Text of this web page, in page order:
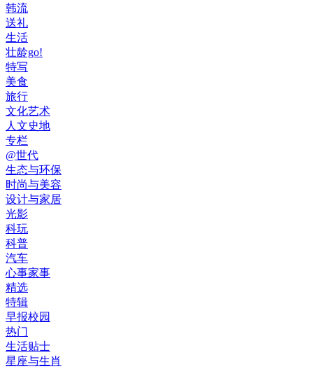
韩流
送礼
生活
壮龄go!
特写
美食
旅行
文化艺术
人文史地
专栏
@世代
生态与环保
时尚与美容
设计与家居
光影
科玩
科普
汽车
心事家事
精选
特辑
早报校园
热门
生活贴士
星座与生肖